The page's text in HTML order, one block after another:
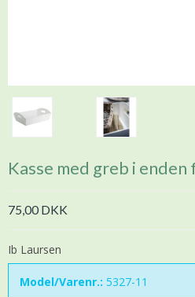
Kasse med greb i enden
75,00 DKK
Ib Laursen
Model/Varenr.: 5327-11